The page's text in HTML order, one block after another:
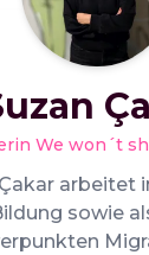
We won´t
arbeitet
sowie